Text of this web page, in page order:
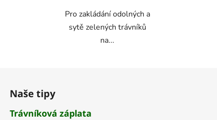
Pro zakládání odolných a
sytě zelených trávníků
na...
Naše tipy
Trávníková záplata